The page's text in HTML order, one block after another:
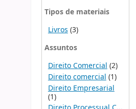
Tipos de materiais
Livros (3)
Assuntos
Direito Comercial (2)
Direito comercial (1)
Direito Empresarial
(1)